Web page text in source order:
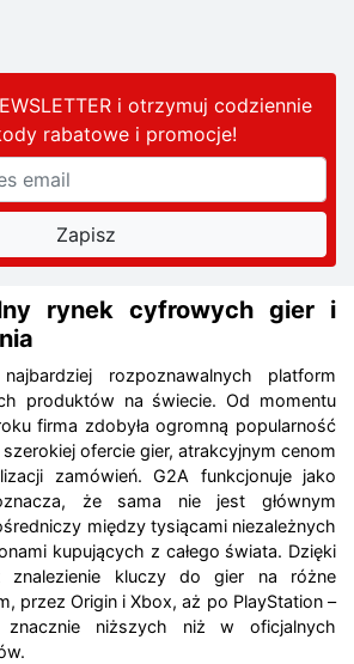
i otrzymuj codziennie
rabatowei promocje!
rynek cyfrowych gier i
rozpoznawalnych platform
produktów na świecie. Od momentu
firma zdobyła ogromną popularność
ofercie gier, atrakcyjnym cenom
zamówień. G2A funkcjonuje jako
że sama nie jest głównym
między tysiącami niezależnych
kupujących z całego świata. Dzięki
znalezienie kluczy do gier na różne
przez Origin i Xbox, aż po PlayStation –
niższych niż w oficjalnych